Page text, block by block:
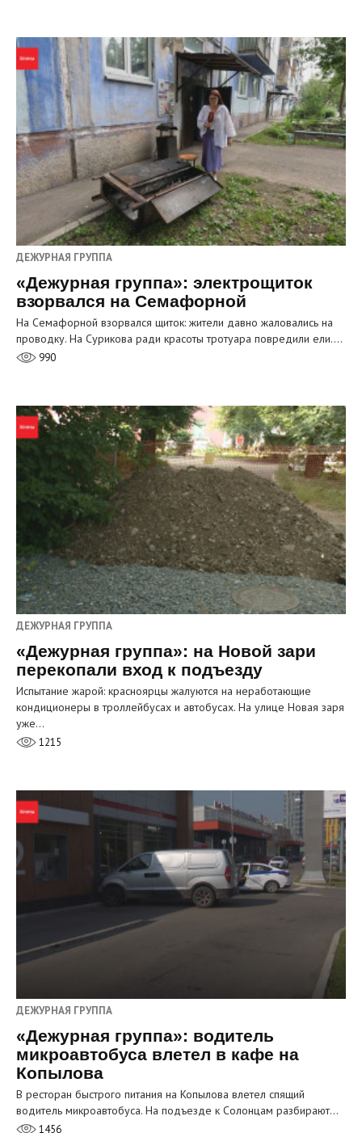
ДЕЖУРНАЯ ГРУППА
«Дежурная группа»: электрощиток
взорвался на Семафорной
На Семафорной взорвался щиток: жители давно жаловались на
проводку. На Сурикова ради красоты тротуара повредили ели.…
990
ДЕЖУРНАЯ ГРУППА
«Дежурная группа»: на Новой зари
перекопали вход к подъезду
Испытание жарой: красноярцы жалуются на неработающие
кондиционеры в троллейбусах и автобусах. На улице Новая заря
уже…
1215
ДЕЖУРНАЯ ГРУППА
«Дежурная группа»: водитель
микроавтобуса влетел в кафе на
Копылова
В ресторан быстрого питания на Копылова влетел спящий
водитель микроавтобуса. На подъезде к Солонцам разбирают…
1456